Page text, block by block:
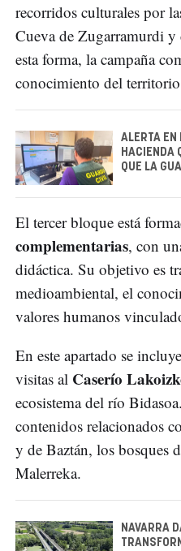
recorridos culturales por
Cueva de Zugarramurdi
esta forma, la campaña
conocimiento del
ALERTA EN
HACIENDA
QUE LA
El tercer bloque está
complementarias, con
didáctica. Su objetivo es
medioambiental, el
valores humanos
En este apartado se
visitas al Caserío
ecosistema del río
contenidos relacionados
y de Baztán, los bosques
Malerreka.
NAVARRA